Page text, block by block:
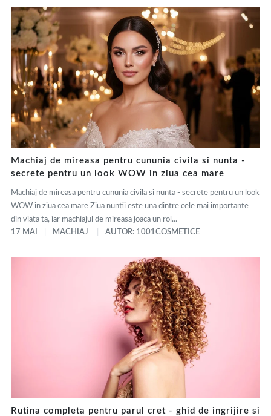
Machiaj de mireasa pentru cununia civila si nunta -
secrete pentru un look WOW in ziua cea mare
Machiaj de mireasa pentru cununia civila si nunta - secrete pentru un look
WOW in ziua cea mare Ziua nuntii este una dintre cele mai importante
din viata ta, iar machiajul de mireasa joaca un rol...
17 MAI
MACHIAJ AUTOR: 1001COSMETICE
Rutina completa pentru parul cret - ghid de ingrijire si